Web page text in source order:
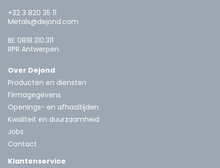
+32 3 820 35 11
Metals@dejond.com
BE 0818.310.311
RPR Antwerpen
Over Dejond
Producten en diensten
Firmagegevens
Openings- en afhaaltijden
Kwaliteit en duurzaamheid
Jobs
Contact
Klantenservice